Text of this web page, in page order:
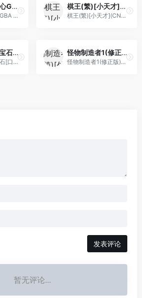
人型电脑天使心GBA – 只属于我的人[漫游](简)(JP)(72Mb)
人型电脑天使心GBA - 只属于我的人[漫游](简)(JP)(72Mb)
棋王(繁)[小天才](CN)[TAB](0.75Mb)
棋王(繁)[小天才](CN)[TAB](0.75Mb)
口袋妖怪 – 绿宝石[口袋吧](简)(JP)(128Mb)
口袋妖怪 - 绿宝石[口袋吧](简)(JP)(128Mb)
怪物制造者1(修正版)(简)[外星科技+zxc987123835](JP)[RPG](4Mb)
怪物制造者1(修正版)(简)[外星科技+zxc987123835](JP)[RPG](4Mb)
发表评论
暂无评论...